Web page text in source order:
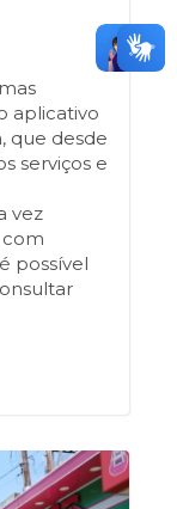
aplicativo
que desde
serviços e
vez
com
possível